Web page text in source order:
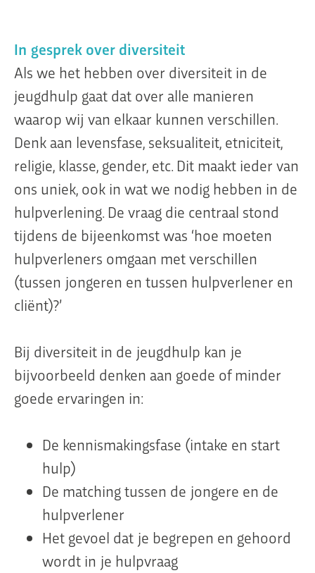
In gesprek over diversiteit
Als we het hebben over diversiteit in de
jeugdhulp gaat dat over alle manieren
waarop wij van elkaar kunnen verschillen.
Denk aan levensfase, seksualiteit, etniciteit,
religie, klasse, gender, etc. Dit maakt ieder van
ons uniek, ook in wat we nodig hebben in de
hulpverlening. De vraag die centraal stond
tijdens de bijeenkomst was ‘hoe moeten
hulpverleners omgaan met verschillen
(tussen jongeren en tussen hulpverlener en
cliënt)?’
Bij diversiteit in de jeugdhulp kan je
bijvoorbeeld denken aan goede of minder
goede ervaringen in:
De kennismakingsfase (intake en start
hulp)
De matching tussen de jongere en de
hulpverlener
Het gevoel dat je begrepen en gehoord
wordt in je hulpvraag